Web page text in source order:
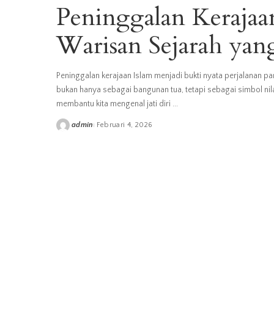
Peninggalan
Warisan Sejarah
Peninggalan kerajaan Islam menjadi bukti nyata perjalanan
bukan hanya sebagai bangunan tua, tetapi sebagai simbol
membantu kita mengenal jati diri ...
Posted
admin Februari 4, 2026